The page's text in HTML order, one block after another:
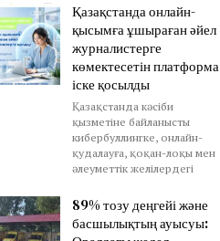
Қазақстанда онлайн-
қысымға ұшыраған әйел
журналистерге
көмектесетін платформа
іске қосылды
Қазақстанда кәсіби
қызметіне байланысты
кибербуллингке, онлайн-
қудалауға, қоқан-лоқы мен
әлеуметтік желілердегі
89% тозу деңгейі және
басшылықтың ауысуы: